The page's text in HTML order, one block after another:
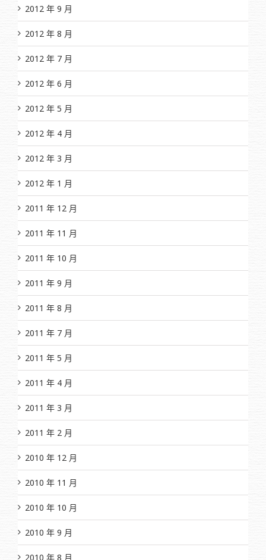
2012 年 9 月
2012 年 8 月
2012 年 7 月
2012 年 6 月
2012 年 5 月
2012 年 4 月
2012 年 3 月
2012 年 1 月
2011 年 12 月
2011 年 11 月
2011 年 10 月
2011 年 9 月
2011 年 8 月
2011 年 7 月
2011 年 5 月
2011 年 4 月
2011 年 3 月
2011 年 2 月
2010 年 12 月
2010 年 11 月
2010 年 10 月
2010 年 9 月
2010 年 8 月